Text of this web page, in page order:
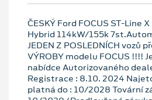
ČESKÝ Ford FOCUS ST-Line
Hybrid 114kW/155k
JEDEN Z POSLEDNÍCH vozů
VÝROBY modelu FOCUS !!!!
nabídce Autorizovaného
Registrace : 8.10. 2024
platná do : 10/2028 Tovární